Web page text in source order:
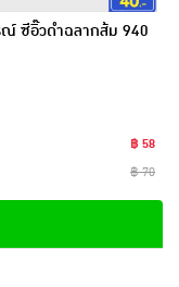
ซีอิ๊วดำฉลากส้ม 940
฿ 58
฿ 70